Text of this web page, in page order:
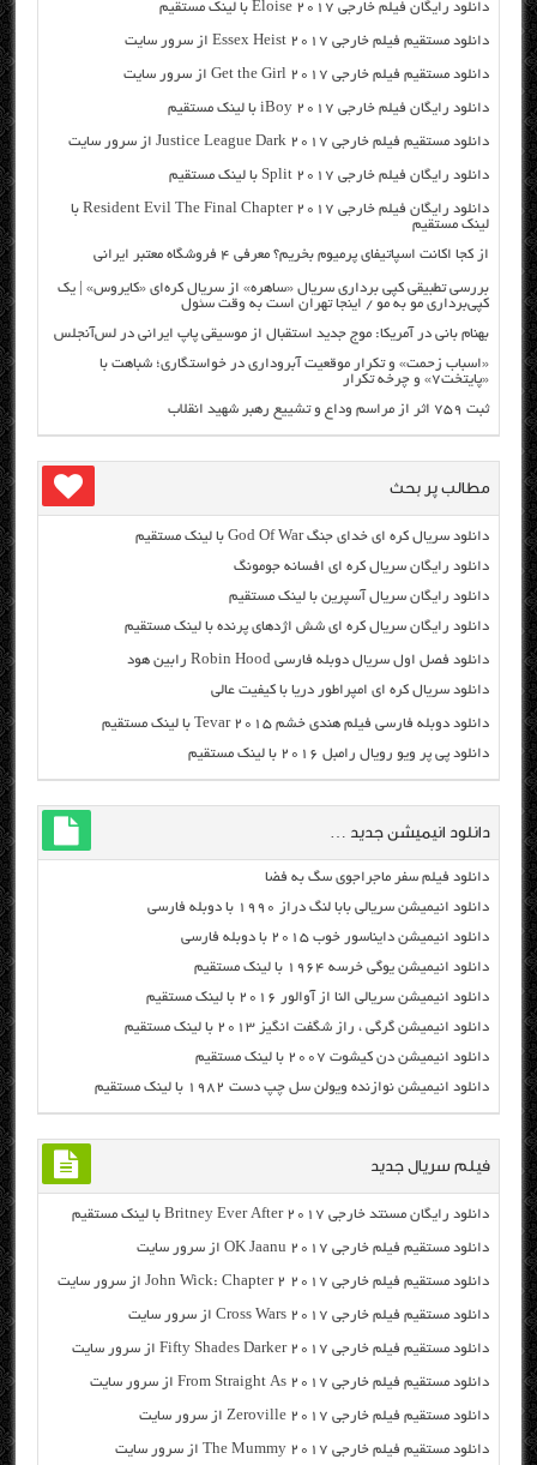
دانلود رایگان فیلم خارجی Eloise 2017 با لینک مستقیم
دانلود مستقیم فیلم خارجی Essex Heist 2017 از سرور سایت
دانلود مستقیم فیلم خارجی Get the Girl 2017 از سرور سایت
دانلود رایگان فیلم خارجی iBoy 2017 با لینک مستقیم
دانلود مستقیم فیلم خارجی Justice League Dark 2017 از سرور سایت
دانلود رایگان فیلم خارجی Split 2017 با لینک مستقیم
دانلود رایگان فیلم خارجی Resident Evil The Final Chapter 2017 با
لینک مستقیم
از کجا اکانت اسپاتیفای پرمیوم بخریم؟ معرفی ۴ فروشگاه معتبر ایرانی
بررسی تطبیقی کپی برداری سریال «ساهره» از سریال کره‌ای «کایروس» | یک
کپی‌برداری مو به مو / اینجا تهران است به وقت سئول
بهنام بانی در آمریکا: موج جدید استقبال از موسیقی پاپ ایرانی در لس‌آنجلس
«اسباب زحمت» و تکرار موقعیت آبروداری در خواستگاری؛ شباهت با
«پایتخت۷» و چرخه تکرار
ثبت ۷۵۹ اثر از مراسم وداع و تشییع رهبر شهید انقلاب
مطالب پر بحث
دانلود سریال کره ای خدای جنگ God Of War با لینک مستقیم
دانلود رایگان سریال کره ای افسانه جومونگ
دانلود رایگان سریال آسپرین با لینک مستقیم
دانلود رایگان سریال کره ای شش اژدهای پرنده با لینک مستقیم
دانلود فصل اول سریال دوبله فارسی Robin Hood رابین هود
دانلود سریال کره ای امپراطور دریا با کیفیت عالی
دانلود دوبله فارسی فیلم هندی خشم Tevar ۲۰۱۵ با لینک مستقیم
دانلود پی پر ویو رویال رامبل ۲۰۱۶ با لینک مستقیم
دانلود انیمیشن جدید …
دانلود فیلم سفر ماجراجوی سگ به فضا
دانلود انیمیشن سریالی بابا لنگ دراز ۱۹۹۰ با دوبله فارسی
دانلود انیمیشن دایناسور خوب ۲۰۱۵ با دوبله فارسی
دانلود انیمیشن یوگی خرسه ۱۹۶۴ با لینک مستقیم
دانلود انیمیشن سریالی النا از آوالور ۲۰۱۶ با لینک مستقیم
دانلود انیمیشن گرگی ، راز شگفت انگیز ۲۰۱۳ با لینک مستقیم
دانلود انیمیشن دن کیشوت ۲۰۰۷ با لینک مستقیم
دانلود انیمیشن نوازنده ویولن سل چپ دست ۱۹۸۲ با لینک مستقیم
فیلم سریال جدید
دانلود رایگان مسنتد خارجی Britney Ever After 2017 با لینک مستقیم
دانلود مستقیم فیلم خارجی OK Jaanu 2017 از سرور سایت
دانلود مستقیم فیلم خارجی John Wick: Chapter 2 2017 از سرور سایت
دانلود مستقیم فیلم خارجی Cross Wars 2017 از سرور سایت
دانلود مستقیم فیلم خارجی Fifty Shades Darker 2017 از سرور سایت
دانلود مستقیم فیلم خارجی From Straight As 2017 از سرور سایت
دانلود مستقیم فیلم خارجی Zeroville 2017 از سرور سایت
دانلود مستقیم فیلم خارجی The Mummy 2017 از سرور سایت